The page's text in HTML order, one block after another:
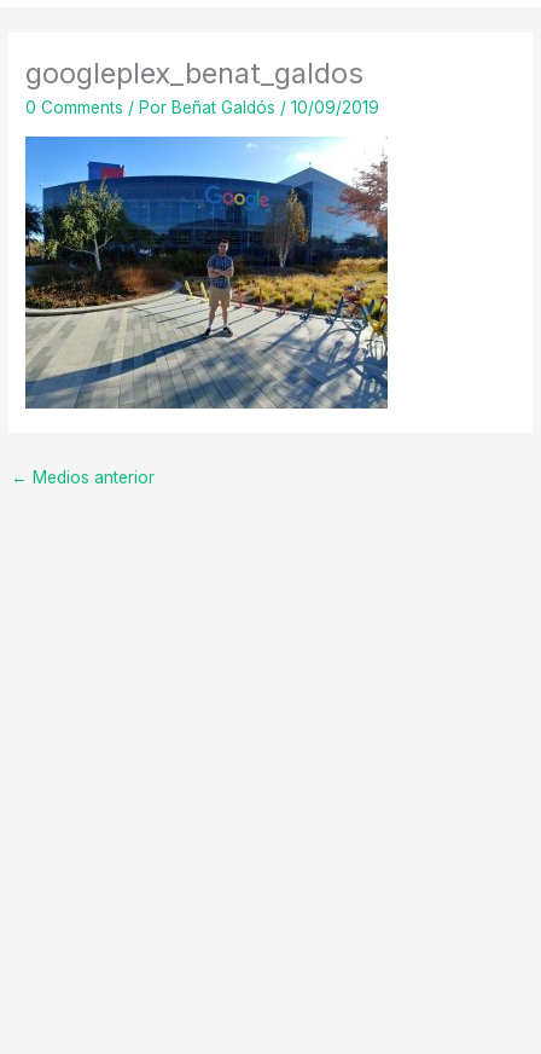
googleplex_benat_galdos
0 Comments / Por Beñat Galdós /10/09/2019
← Medios anterior